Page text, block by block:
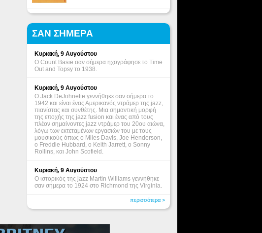
ΣΑΝ ΣΗΜΕΡΑ
Κυριακή, 9 Αυγούστου
Ο Count Basie σαν σήμερα ηχογράφησε το Time
Out and Topsy το 1938.
Κυριακή, 9 Αυγούστου
Ο Jack DeJohnette γεννήθηκε σαν σήμερα το
1942 και είναι ένας Αμερικανός ντράμερ της jazz,
πιανίστας και συνθέτης. Μια σημαντική μορφή
της εποχής της jazz fusion και ένας από τους
πλέον σημαίνοντες jazz ντράμερ του 20ου αιώνα,
λόγω των εκτεταμένων εργασιών του με τους
μουσικούς όπως ο Miles Davis, Joe Henderson,
ο Freddie Hubbard, ο Keith Jarrett, o Sonny
Rollins, και John Scofield.
Κυριακή, 9 Αυγούστου
Ο ιστορικός της jazz Martin Williams γεννήθηκε
σαν σήμερα το 1924 στο Richmond της Virginia.
περισσότερα >